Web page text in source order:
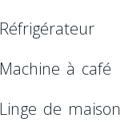
Réfrigérateur
Machine à café
Linge de maison